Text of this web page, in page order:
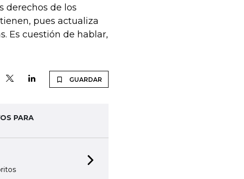
derechos de los
pues actualiza
Es cuestión de hablar,
GUARDAR
PARA